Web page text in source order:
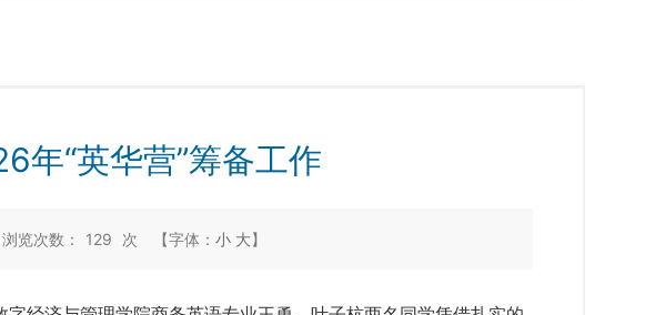
年“英华营”筹备工作
浏览次数： 129 次 【字体： 小 大】